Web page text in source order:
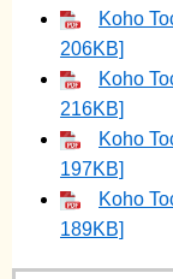
Koho
206KB]
Koho
216KB]
Koho
197KB]
Koho
189KB]